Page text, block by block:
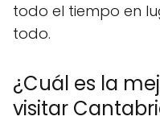
todo el tiempo en
todo.
¿Cuál es la
visitar